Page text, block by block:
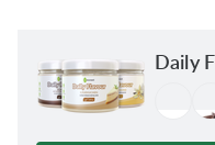
Daily